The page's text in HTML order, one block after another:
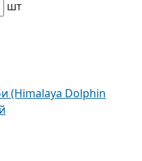
шт
(Himalaya Dolphin